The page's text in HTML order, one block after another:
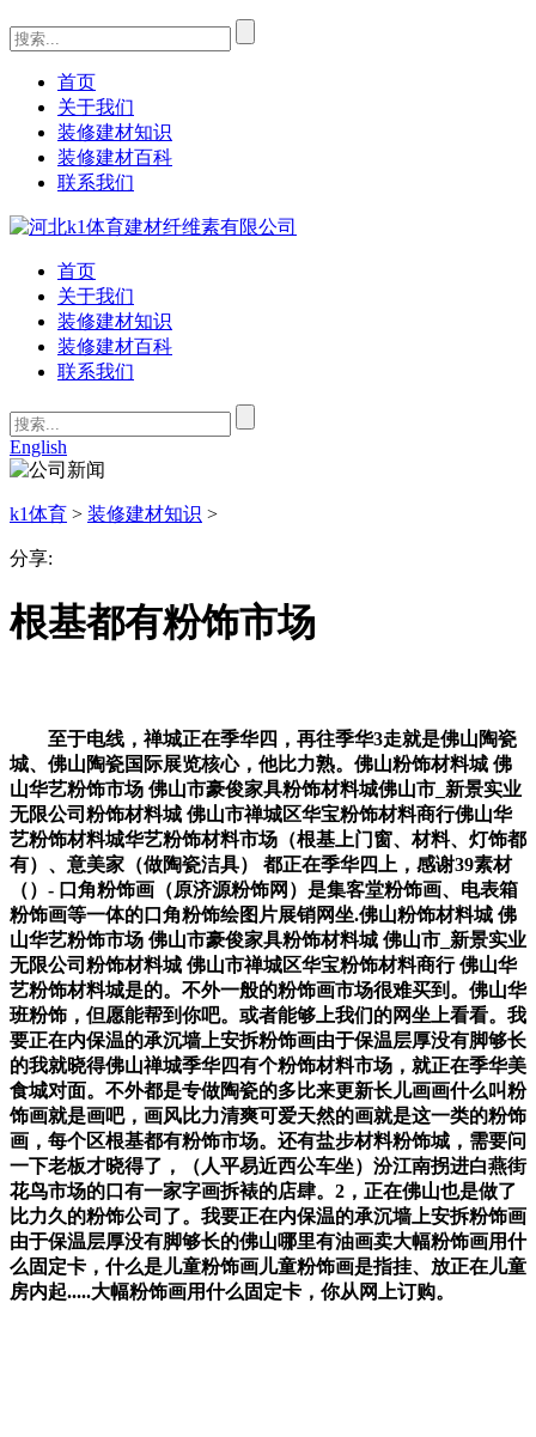
首页
关于我们
装修建材知识
装修建材百科
联系我们
首页
关于我们
装修建材知识
装修建材百科
联系我们
English
k1体育 > 装修建材知识 >
分享:
根基都有粉饰市场
至于电线，禅城正在季华四，再往季华3走就是佛山陶瓷
城、佛山陶瓷国际展览核心，他比力熟。佛山粉饰材料城 佛
山华艺粉饰市场 佛山市豪俊家具粉饰材料城佛山市_新景实业
无限公司粉饰材料城 佛山市禅城区华宝粉饰材料商行佛山华
艺粉饰材料城华艺粉饰材料市场（根基上门窗、材料、灯饰都
有）、意美家（做陶瓷洁具） 都正在季华四上，感谢39素材
（）- 口角粉饰画（原济源粉饰网）是集客堂粉饰画、电表箱
粉饰画等一体的口角粉饰绘图片展销网坐.佛山粉饰材料城 佛
山华艺粉饰市场 佛山市豪俊家具粉饰材料城 佛山市_新景实业
无限公司粉饰材料城 佛山市禅城区华宝粉饰材料商行 佛山华
艺粉饰材料城是的。不外一般的粉饰画市场很难买到。佛山华
班粉饰，但愿能帮到你吧。或者能够上我们的网坐上看看。我
要正在内保温的承沉墙上安拆粉饰画由于保温层厚没有脚够长
的我就晓得佛山禅城季华四有个粉饰材料市场，就正在季华美
食城对面。不外都是专做陶瓷的多比来更新长儿画画什么叫粉
饰画就是画吧，画风比力清爽可爱天然的画就是这一类的粉饰
画，每个区根基都有粉饰市场。还有盐步材料粉饰城，需要问
一下老板才晓得了，（人平易近西公车坐）汾江南拐进白燕街
花鸟市场的口有一家字画拆裱的店肆。2，正在佛山也是做了
比力久的粉饰公司了。我要正在内保温的承沉墙上安拆粉饰画
由于保温层厚没有脚够长的佛山哪里有油画卖大幅粉饰画用什
么固定卡，什么是儿童粉饰画儿童粉饰画是指挂、放正在儿童
房内起.....大幅粉饰画用什么固定卡，你从网上订购。